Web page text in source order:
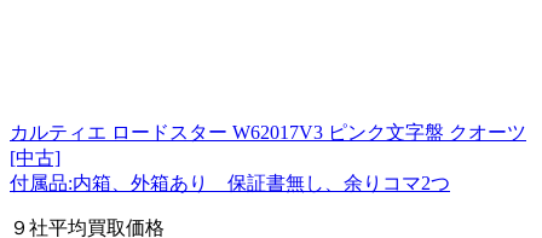
カルティエ ロードスター W62017V3 ピンク文字盤 クオーツ
[中古]
付属品:内箱、外箱あり 保証書無し、余りコマ2つ
９社平均買取価格